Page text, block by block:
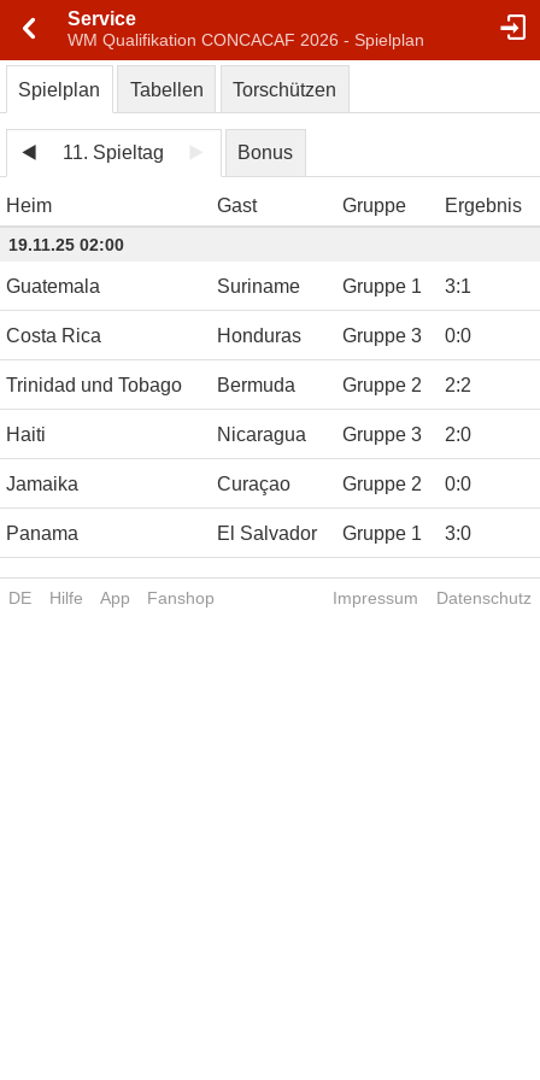
Service
WM Qualifikation CONCACAF 2026 - Spielplan
Spielplan Tabellen Torschützen
11. Spieltag Bonus
Heim Gast Gruppe Ergebnis
19.11.25 02:00
Guatemala Suriname Gruppe 1 3:1
Costa Rica Honduras Gruppe 3 0:0
Trinidad und Tobago Bermuda Gruppe 2 2:2
Haiti Nicaragua Gruppe 3 2:0
Jamaika Curaçao Gruppe 2 0:0
Panama El Salvador Gruppe 1 3:0
DE Hilfe App Fanshop Impressum Datenschutz